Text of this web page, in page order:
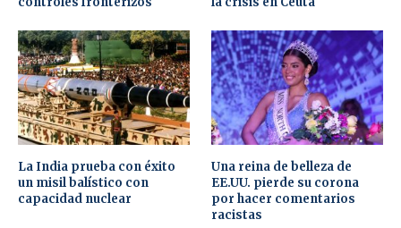
La India prueba con éxito
un misil balístico con
capacidad nuclear
Una reina de belleza de
EE.UU. pierde su corona
por hacer comentarios
racistas